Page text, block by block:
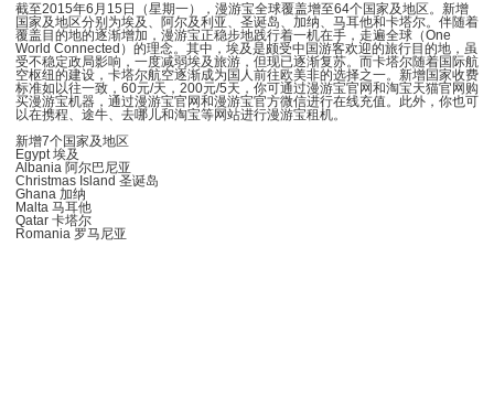
截至2015年6月15日（星期一），漫游宝全球覆盖增至64个国家及地区。新增
国家及地区分别为埃及、阿尔及利亚、圣诞岛、加纳、马耳他和卡塔尔。伴随着
覆盖目的地的逐渐增加，漫游宝正稳步地践行着一机在手，走遍全球（One
World Connected）的理念。其中，埃及是颇受中国游客欢迎的旅行目的地，虽
受不稳定政局影响，一度减弱埃及旅游，但现已逐渐复苏。而卡塔尔随着国际航
空枢纽的建设，卡塔尔航空逐渐成为国人前往欧美非的选择之一。新增国家收费
标准如以往一致，60元/天，200元/5天，你可通过漫游宝官网和淘宝天猫官网购
买漫游宝机器，通过漫游宝官网和漫游宝官方微信进行在线充值。此外，你也可
以在携程、途牛、去哪儿和淘宝等网站进行漫游宝租机。
新增7个国家及地区
Egypt 埃及
Albania 阿尔巴尼亚
Christmas Island 圣诞岛
Ghana 加纳
Malta 马耳他
Qatar 卡塔尔
Romania 罗马尼亚